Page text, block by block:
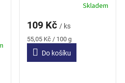
Skladem
109 Kč / ks
Měrná
cena:
55,05 Kč / 100 g
Do košíku